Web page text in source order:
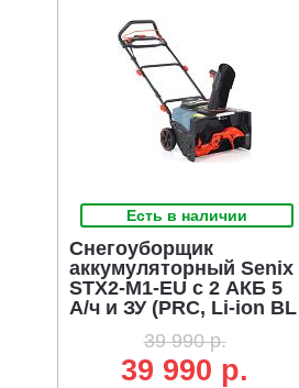
Есть в наличии
Снегоуборщик
аккумуляторный Senix
STX2-M1-EU с 2 АКБ 5
А/ч и ЗУ (PRC, Li-ion BL
53 см, LED фара, 14.5
39 990 р.
39 990 р.